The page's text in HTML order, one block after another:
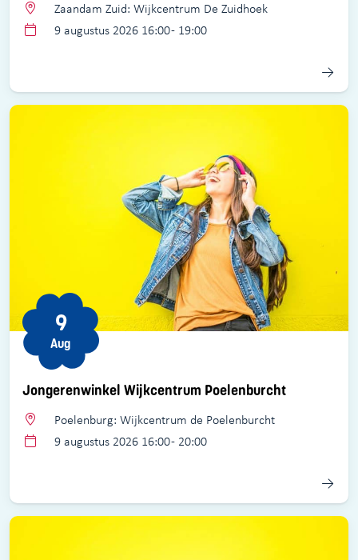
Zaandam Zuid: Wijkcentrum De Zuidhoek
9 augustus 2026 16:00 - 19:00
Jongerenwinkel Wijkcentrum Poelenburcht
9
Aug
Poelenburg: Wijkcentrum de Poelenburcht
9 augustus 2026 16:00 - 20:00